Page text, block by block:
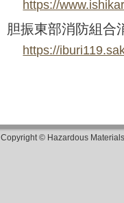
https://
胆振東部消防組合
https://
Copyright © Hazardous